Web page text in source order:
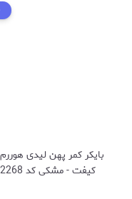
بایکر کمر پهن لیدی هوررم
کیفت - مشکی کد 2268